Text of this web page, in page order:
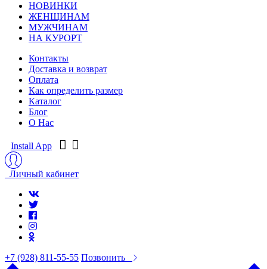
НОВИНКИ
ЖЕНЩИНАМ
МУЖЧИНАМ
НА КУРОРТ
Контакты
Доставка и возврат
Оплата
Как определить размер
Каталог
Блог
О Нас
Install App
Личный кабинет
+7 (928) 811-55-55 Позвонить